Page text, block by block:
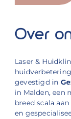
Over
Laser &
gevestigd in
in Malden, een
breed scala
en